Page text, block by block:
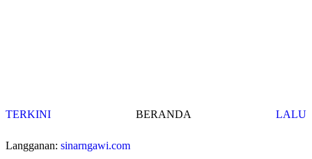
TERKINI LALU
BERANDA
Langganan: sinarngawi.com